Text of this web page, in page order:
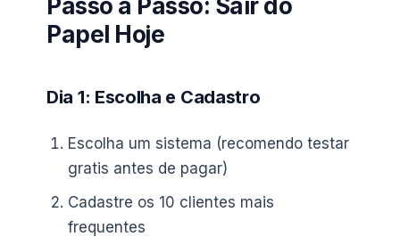
Papel Hoje
Dia 1: Escolha e Cadastro
Escolha um sistema (recomendo testar
gratis antes de pagar)
Cadastre os 10 clientes mais
frequentes